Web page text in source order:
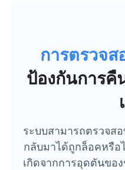
การตรวจ
ป้องกันการคื
ระบบสามารถตรวจส
กลับมาได้ถูกล็อคหรือ
เกิดจากการอุดตันขอ